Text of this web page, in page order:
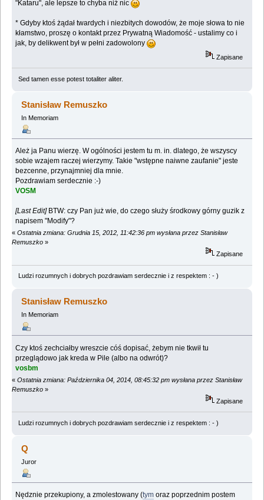
"Kataru", ale lepsze to chyba niż nic
* Gdyby ktoś żądał twardych i niezbitych dowodów, że moje słowa to nie
kłamstwo, proszę o kontakt przez Prywatną Wiadomość - ustalimy co i
jak, by delikwent był w pełni zadowolony
Zapisane
Sed tamen esse potest totaliter aliter.
Stanisław Remuszko
In Memoriam
Ależ ja Panu wierzę. W ogólności jestem tu m. in. dlatego, że wszyscy
sobie wzajem raczej wierzymy. Takie "wstępne naiwne zaufanie" jeste
bezcenne, przynajmniej dla mnie.
Pozdrawiam serdecznie :-)
VOSM
[Last Edit]BTW: czy Pan już wie, do czego służy środkowy górny guzik z
napisem "Modify"?
« Ostatnia zmiana: Grudnia 15, 2012, 11:42:36 pm wysłana przez Stanisław
Remuszko »
Zapisane
Ludzi rozumnych i dobrych pozdrawiam serdecznie i z respektem : - )
Stanisław Remuszko
In Memoriam
Czy ktoś zechciałby wreszcie cóś dopisać, żebym nie tkwił tu
przeglądowo jak kreda w Pile (albo na odwrót)?
vosbm
« Ostatnia zmiana: Października 04, 2014, 08:45:32 pm wysłana przez Stanisław
Remuszko »
Zapisane
Ludzi rozumnych i dobrych pozdrawiam serdecznie i z respektem : - )
Q
Juror
Nędznie przekupiony, a zmolestowany (tym oraz poprzednim postem